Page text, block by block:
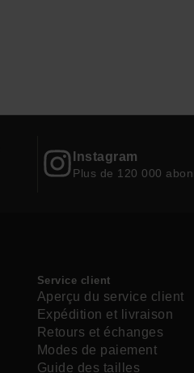
Instagram
Plus de 120 000
Service client
Aperçu du service client
Expédition et livraison
Retours et échanges
Modes de paiement
Guide des tailles